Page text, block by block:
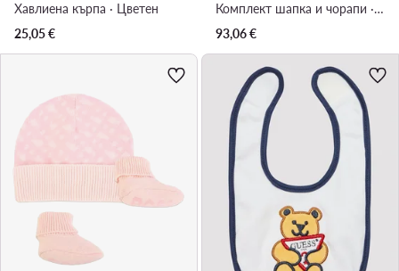
Хавлиена кърпа · Цветен
25,05€
Комплект шапка и чорапи · Розов
93,06€